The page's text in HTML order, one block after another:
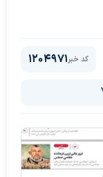
کد خبر1204971